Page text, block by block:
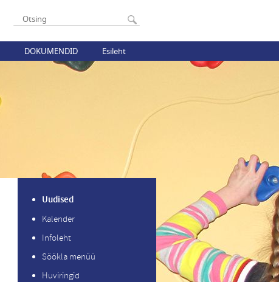
DOKUMENDID Esileht
Uudised
Kalender
Infoleht
Söökla menüü
Huviringid